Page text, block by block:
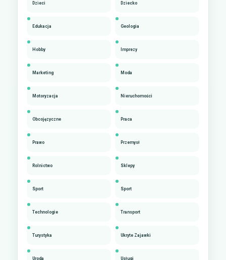
Dzieci Dziecko
Edukacja Geologia
Hobby Imprezy
Marketing Moda
Motoryzacja Nieruchomości
Obcojęzyczne Praca
Prawo Przemysł
Rolnictwo Sklepy
Sport Sport
Technologie Transport
Turystyka Ukryte Zajawki
Uroda Usługi